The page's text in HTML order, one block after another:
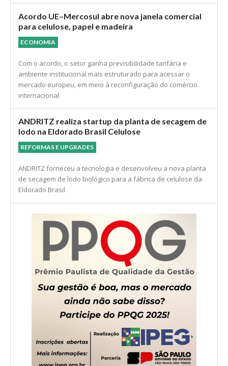
Acordo UE–Mercosul abre nova janela comercial
para celulose, papel e madeira
ECONOMIA
Com o acordo, o setor ganha previsibilidade tarifária e
ambiente institucional mais estruturado para acessar o
mercado europeu, em meio à reconfiguração do comércio
internacional.
ANDRITZ realiza startup da planta de secagem de
lodo na Eldorado Brasil Celulose
REFORMAS E UPGRADES
ANDRITZ forneceu a tecnologia e desenvolveu a nova planta
de secagem de lodo biológico para a fábrica de celulose da
Eldorado Brasil